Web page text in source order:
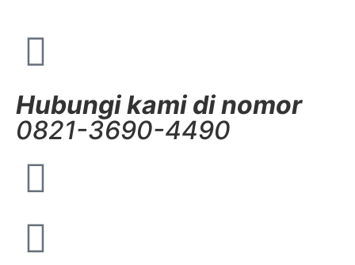
Hubungi kami di nomor
0821-3690-4490